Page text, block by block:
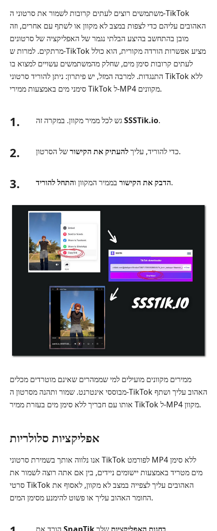
משתמשים רוצים לעתים קרובות לשמור את סרטוני ה-TikTok
האהובים עליהם כדי לצפות במצב לא מקוון או לשתף עם אחרים, וזה
מובן בהתחשב בהיצע הבלתי נגמר של האפליקציה של סרטונים
מרתקים. למרות ש-TikTok מציע אפשרות הורדה מקורית, הוא כולל
לעתים קרובות סימן מים, שחלק מהמשתמשים עשויים למצוא בו
התנגדות. למרבה המזל, יש פיתרון: ניתן להוריד סרטוני TikTok ללא
סימני מים באמצעות ממירי TikTok ל-MP4 מקוונים.
1. SSSTik.io.
2. כדי להוריד, עליךלהעתיק את הקישור של הסרטון.
3. הדבק את הקישור בממיר המקוון והתחל להוריד .
ממירים מקוונים מועילים למי שממהרים שאינם מוטרדים מכלים
מבוססי אינטרנט. שמור ותהנה מסרטון ה-TikTok האהוב עליך ושתף
אותו עם חבריך ללא סימן מים בעזרת ממיר TikTok ל-MP4 מקוון.
אפליקציות סלולריות
אנו נלווה אותך בשמירת סרטוני TikTok לפורמט MP4 ללא סימן
מים מטריד באמצעות יישומים ניידים, בין אם אתה רוצה לשמור את
סרטי TikTok האהובים עליך לצפייה במצב לא מקוון, לאסוף את
החומר האהוב עליך או פשוט להימנע מסימן המים.